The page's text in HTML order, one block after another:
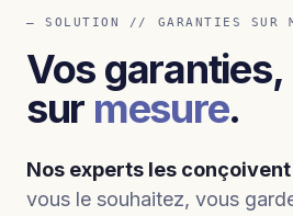
— SOLUTION // GARANTIES SUR
Vos garanties,
sur mesure.
Nos experts les
vous le souhaitez, vous